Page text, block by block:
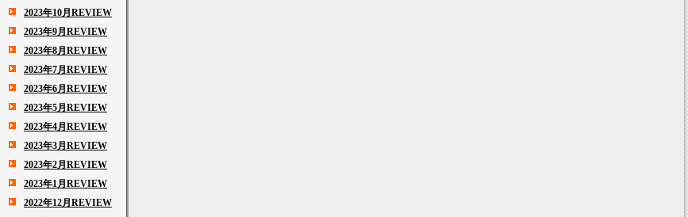
2023年10月REVIEW
2023年9月REVIEW
2023年8月REVIEW
2023年7月REVIEW
2023年6月REVIEW
2023年5月REVIEW
2023年4月REVIEW
2023年3月REVIEW
2023年2月REVIEW
2023年1月REVIEW
2022年12月REVIEW